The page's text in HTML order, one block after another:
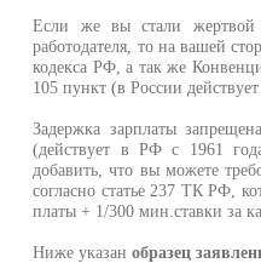
Если же вы стали жертвой
работодателя, то на вашей
кодекса РФ, а так же
105 пункт (в России действует
Задержка зарплаты
(действует в РФ с 1961
добавить, что вы можете
согласно статье 237 ТК РФ,
платы + 1/300 мин.ставки за
Ниже указанобразец